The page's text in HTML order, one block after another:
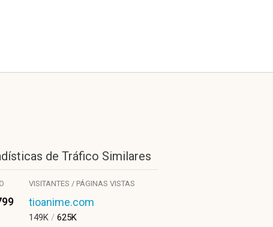
de Tráfico Similares
VISITANTES / PÁGINAS VISTAS
tioanime.com
149K / 625K